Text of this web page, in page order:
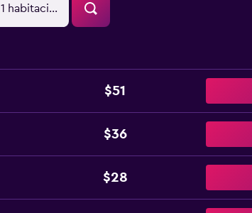
habitación
$51
$36
$28